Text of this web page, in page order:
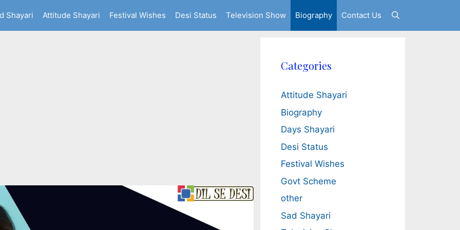
Shayari Attitude Shayari Festival Wishes Desi Status Television Show Biography Contact Us
Categories
Attitude Shayari
Biography
Days Shayari
Desi Status
Festival Wishes
Govt Scheme
other
Sad Shayari